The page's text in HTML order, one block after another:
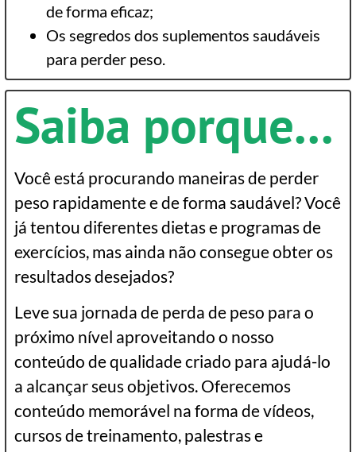
de forma eficaz;
Os segredos dos suplementos saudáveis
para perder peso.
Saiba porque...
Você está procurando maneiras de perder
peso rapidamente e de forma saudável? Você
já tentou diferentes dietas e programas de
exercícios, mas ainda não consegue obter os
resultados desejados?
Leve sua jornada de perda de peso para o
próximo nível aproveitando o nosso
conteúdo de qualidade criado para ajudá-lo
a alcançar seus objetivos. Oferecemos
conteúdo memorável na forma de vídeos,
cursos de treinamento, palestras e